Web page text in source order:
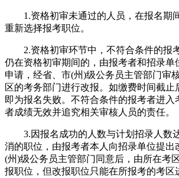
1.资格初审未通过的人员，在报名期
重新选择报考职位。
2.资格初审环节中，不符合条件的报
仍在资格初审期间的，由报考者和招录单
申请，经省、市(州)级公务员主管部门审
区的考务部门进行改报。如缴费时间截止
即为报名失败。不符合条件的报考者进入
者成绩无效并追究相关审核人员的责任。
3.因报名成功的人数与计划招录人数
消的职位，由报考者本人向招录单位提出
(州)级公务员主管部门同意后，由所在考
报职位，但改报职位只能在所报考的考区